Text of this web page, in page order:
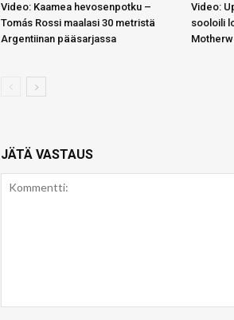
Video: Kaamea hevosenpotku –
Tomás Rossi maalasi 30 metristä
Argentiinan pääsarjassa
Video:
sooloili
JÄTÄ VASTAUS